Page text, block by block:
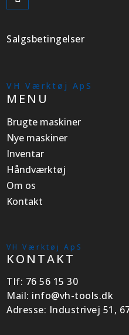
Salgsbetingelser
VH Værktøj ApS
MENU
Brugte maskiner
Nye maskiner
Inventar
Håndværktøj
Om os
Kontakt
VH Værktøj ApS
KONTAKT
Tlf: 76 56 15 30
Mail: info@vh-tools.dk
Adresse: Industrivej 51,